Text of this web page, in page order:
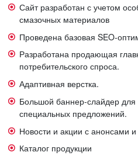
Сайт разработан с учетом
смазочных материалов
Проведена базовая SEO-
Разработана продающая
потребительского спроса.
Адаптивная верстка.
Большой баннер-слайдер для
специальных предложений.
Новости и акции с анонсами
Каталог продукции